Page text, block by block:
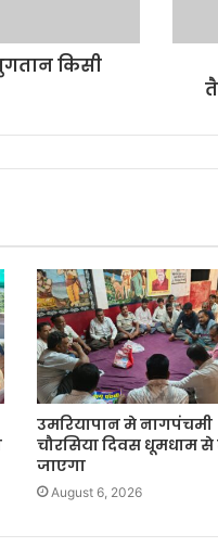
किसी
उमरियापान मे नागपंचमी
चौरसिया दिवस धूमधाम से
जाएगा
August 6, 2026